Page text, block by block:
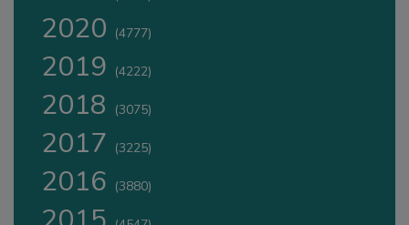
2020 (4777)
2019 (4222)
2018 (3075)
2017 (3225)
2016 (3880)